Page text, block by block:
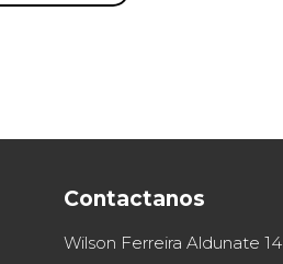
Contactanos
Wilson Ferreira Aldunate 14